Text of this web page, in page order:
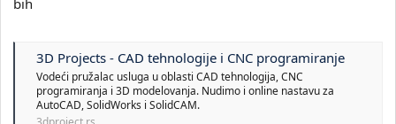
3D Projects - CAD tehnologije i CNC programiranje
Vodeći pružalac usluga u oblasti CAD tehnologija, CNC
programiranja i 3D modelovanja. Nudimo i online nastavu za
AutoCAD, SolidWorks i SolidCAM.